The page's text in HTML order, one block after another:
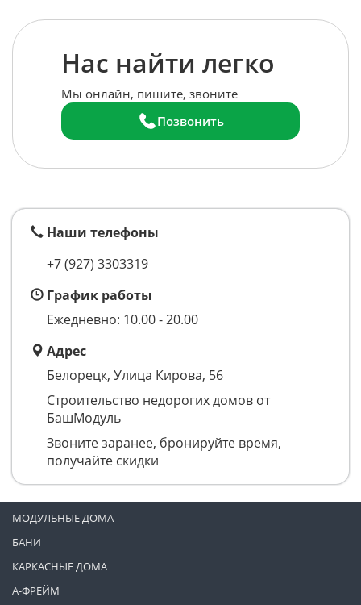
Нас найти легко
Мы онлайн, пишите, звоните
Позвонить
Наши телефоны
+7 (927) 3303319
График работы
Ежедневно: 10.00 - 20.00
Адрес
Белорецк, Улица Кирова, 56
Строительство недорогих домов от
БашМодуль
Звоните заранее, бронируйте время,
получайте скидки
МОДУЛЬНЫЕ ДОМА
БАНИ
КАРКАСНЫЕ ДОМА
А-ФРЕЙМ